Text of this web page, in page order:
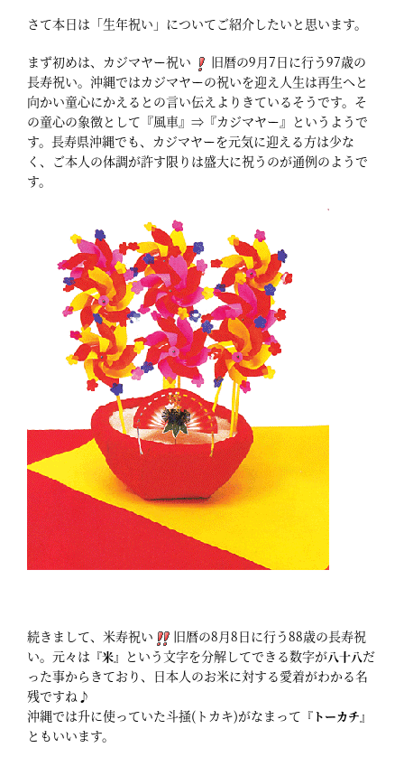
さて本日は「生年祝い」についてご紹介したいと思います。
まず初めは、カジマヤー祝い
旧暦の9月7日に行う97歳の
長寿祝い。沖縄ではカジマヤーの祝いを迎え人生は再生へと
向かい童心にかえるとの言い伝えよりきているそうです。そ
の童心の象徴として『風車』⇒『カジマヤー』というようで
す。長寿県沖縄でも、カジマヤーを元気に迎える方は少な
く、ご本人の体調が許す限りは盛大に祝うのが通例のようで
す。
続きまして、米寿祝い
旧暦の8月8日に行う88歳の長寿祝
い。元々は 『米』 という文字を分解してできる数字が八十八だ
った事からきており、日本人のお米に対する愛着がわかる名
残ですね♪
沖縄では升に使っていた斗掻(トカキ)がなまって 『トーカチ』
ともいいます。